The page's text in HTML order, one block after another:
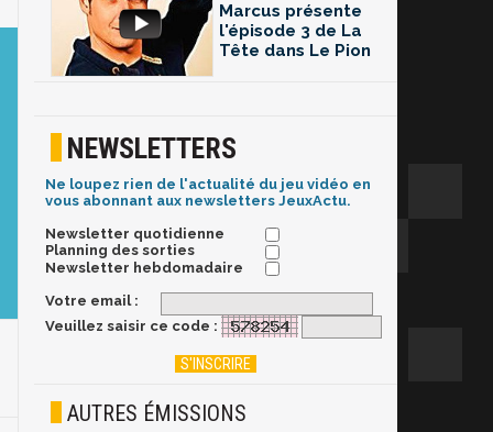
Marcus présente
l'épisode 3 de La
Tête dans Le Pion
NEWSLETTERS
Ne loupez rien de l'actualité du jeu vidéo en
vous abonnant aux newsletters JeuxActu.
Newsletter quotidienne
Planning des sorties
Newsletter hebdomadaire
Votre email :
Veuillez saisir ce code :
AUTRES ÉMISSIONS